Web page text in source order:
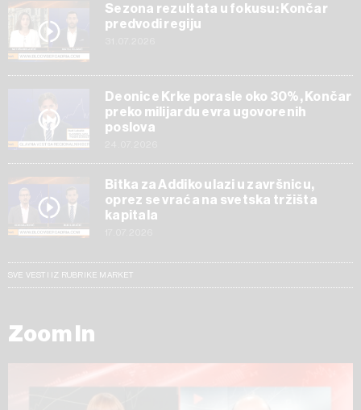
Sezona rezultata u fokusu: Končar
predvodi regiju
Deonice Krke porasle oko 30%, Končar
preko milijardu evra ugovorenih
poslova
Bitka za Addiko ulazi u završnicu,
oprez se vraća na svetska tržišta
kapitala
SVE VESTI IZ RUBRIKE MARKET
Zoom In